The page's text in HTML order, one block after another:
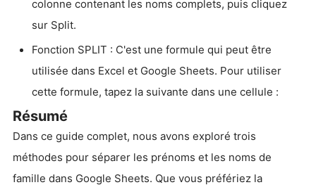
colonne contenant les noms complets, puis cliquez
sur Split.
Fonction SPLIT : C'est une formule qui peut être
utilisée dans Excel et Google Sheets. Pour utiliser
cette formule, tapez la suivante dans une cellule :
Résumé
Dans ce guide complet, nous avons exploré trois
méthodes pour séparer les prénoms et les noms de
famille dans Google Sheets. Que vous préfériez la